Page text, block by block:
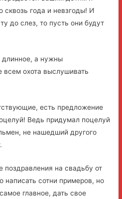
сквозь года и невзгоды! И
до слез, то пусть они будут
длинное, а нужны
всем охота выслушивать
есть предложение
Ведь придумал поцелуй
не нашедший другого
поздравления на свадьбу от
написать сотни примеров, но
главное, дать свое